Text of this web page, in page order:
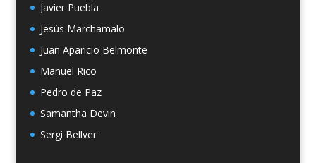
Javier Puebla
Jesús Marchamalo
Juan Aparicio Belmonte
Manuel Rico
Pedro de Paz
Samantha Devin
Sergi Bellver